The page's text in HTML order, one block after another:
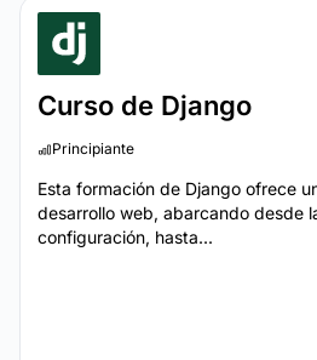
Curso de Django
Principiante
Esta formación de Django ofrece
desarrollo web, abarcando desde
configuración, hasta...